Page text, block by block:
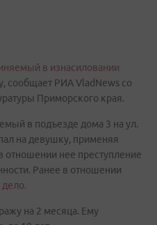
в изнасиловании
сообщает РИА VladNews со
Приморского края.
в подъезде дома 3 на ул.
на девушку, применяя
отношении нее преступление
Ранее в отношении
на 2 месяца. Ему